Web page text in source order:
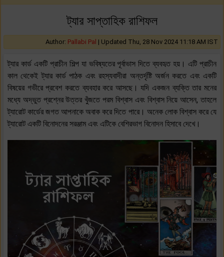
ট্যার সাপ্তাহিক রাশিফল
Author: Pallabi Pal | Updated Thu, 28 Nov 2024 11:18 AM IST
ট্যার কার্ড একটি প্রাচীন শিল্প যা ভবিষ্যতের পূর্বাভাস দিতে ব্যবহৃত হয়। এটি প্রাচীন
কাল থেকেই ট্যার কার্ড পাঠক এবং রহস্যবাদীরা অন্তর্দৃষ্টি অর্জন করতে এবং একটি
বিষয়ের গভীরে প্রবেশ করতে ব্যবহার করে আসছে। যদি একজন ব্যক্তি তার মনের
মধ্যে অদ্ভুত প্রশ্নের উত্তর খুঁজতে পরম বিশ্বাস এবং বিশ্বাস নিয়ে আসেন, তাহলে
ট্যারোট কার্ডের জগত আপনাকে অবাক করে দিতে পারে। অনেক লোক বিশ্বাস করে যে
ট্যারোট একটি বিনোদনের সরঞ্জাম এবং এটিকে বেশিরভাগ বিনোদন হিসাবে দেখে।